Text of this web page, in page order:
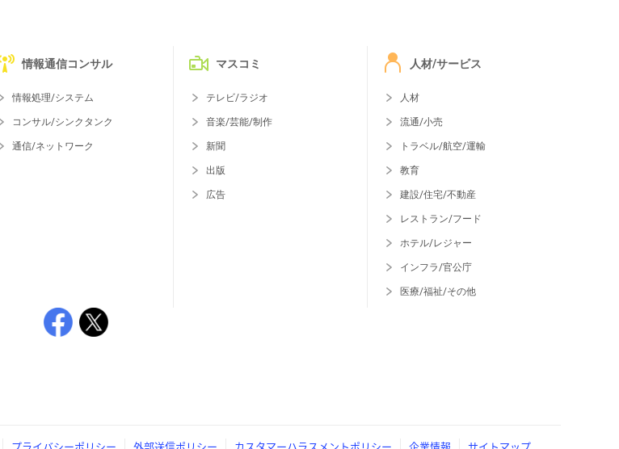
情報通信コンサル
情報処理/システム
コンサル/シンクタンク
通信/ネットワーク
マスコミ
テレビ/ラジオ
音楽/芸能/制作
新聞
出版
広告
人材/サービス
人材
流通/小売
トラベル/航空/運輸
教育
建設/住宅/不動産
レストラン/フード
ホテル/レジャー
インフラ/官公庁
医療/福祉/その他